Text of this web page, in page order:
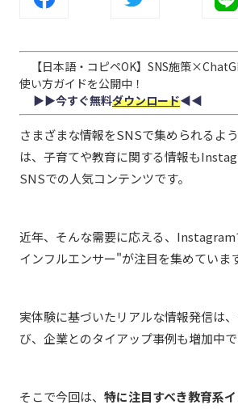
【日本語・コピペOK】SNS施策
使い方ガイドを公開中！
▶︎▶︎今すぐ無料ダウンロード◀︎◀︎
さまざまな情報をSNSで集められるよ
は、子育てや教育に関する情報も
SNSでの人気コンテンツです。
近年、そんな需要に応える、
インフルエンサー"が注目を集めていま
実体験に基づいたリアルな情報発信は
び、企業とのタイアップ事例も増加中で
そこで今回は、 特に注目すべき教育系